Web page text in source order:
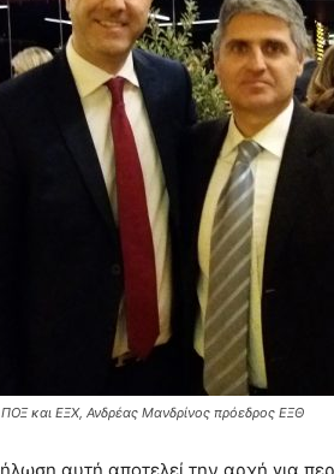
και ΕΞΧ, Ανδρέας Μανδρίνος πρόεδρος ΕΞΘ